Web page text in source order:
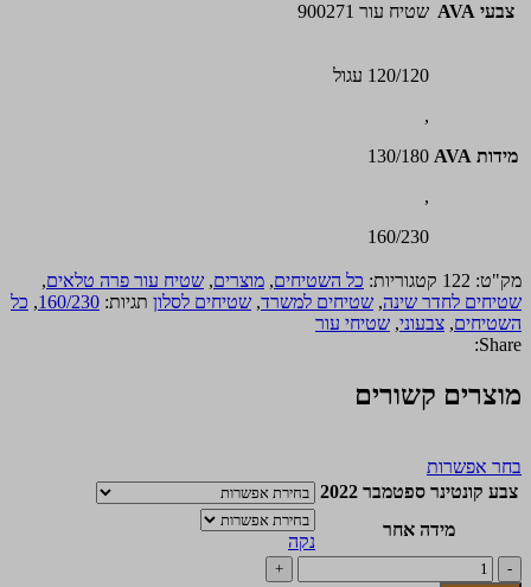
צבעי AVA שטיח עור 900271
מידות AVA
120/120 עגול
,
130/180
,
160/230
מק"ט: 122 קטגוריות: כל השטיחים, מוצרים, שטיח עור פרה טלאים,
שטיחים לחדר שינה, שטיחים למשרד, שטיחים לסלון תגיות: 160/230
, כל
השטיחים, צבעוני, שטיחי עור
Share:
מוצרים קשורים
בחר אפשרות
זה
מספר
צבע קונטינר ספטמבר 2022
מידה אחר
נקה
כמות